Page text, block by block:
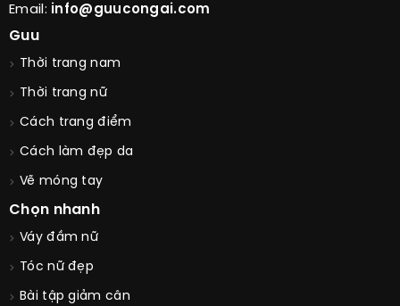
Email: info@guucongai.com
Guu
Thời trang nam
Thời trang nữ
Cách trang điểm
Cách làm đẹp da
Vẽ móng tay
Chọn nhanh
Váy đầm nữ
Tóc nữ đẹp
Bài tập giảm cân